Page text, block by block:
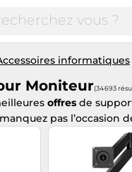
informatiques
Moniteur(34 693
offres de
pas l’occasion